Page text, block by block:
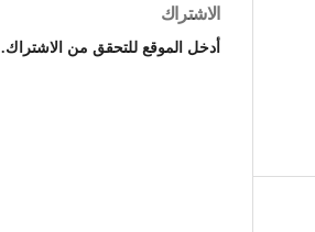
الاشتراك
أدخل الموقع للتحقق من الاشتراك.